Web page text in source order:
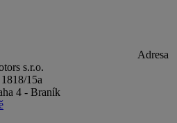
Adresa
s.r.o.
15a
4 - Braník